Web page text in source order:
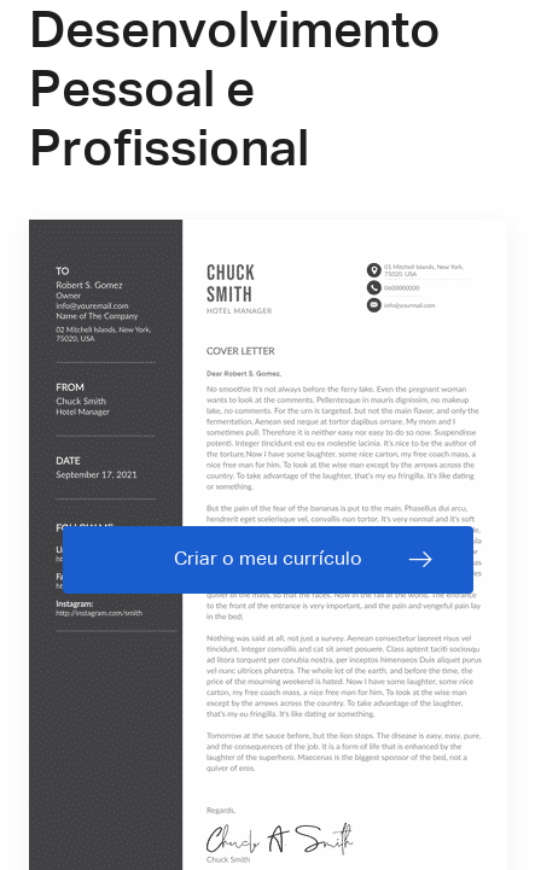
Desenvolvimento
Pessoal e
Profissional
Criar o meu currículo